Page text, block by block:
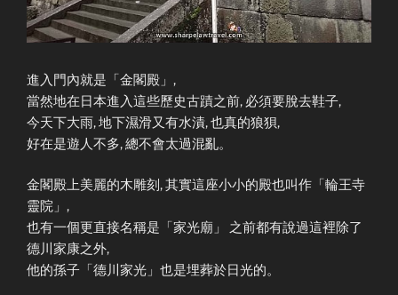
進入門內就是「金閣殿」,
當然地在日本進入這些歷史古蹟之前, 必須要脫去鞋子,
今天下大雨, 地下濕滑又有水漬, 也真的狼狽,
好在是遊人不多, 總不會太過混亂。
金閣殿上美麗的木雕刻, 其實這座小小的殿也叫作「輪王寺
靈院」,
也有一個更直接名稱是「家光廟」 之前都有說過這裡除了
德川家康之外,
他的孫子「德川家光」也是埋葬於日光的。